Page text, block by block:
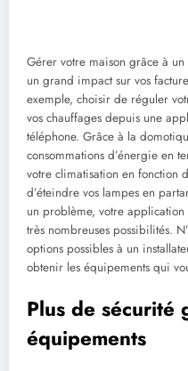
Gérer votre maison grâce à
un grand impact sur vos
exemple, choisir de réguler
vos chauffages depuis une
téléphone. Grâce à la
consommations d’énergie en
votre climatisation en fonction
d’éteindre vos lampes en
un problème, votre
très nombreuses possibilités.
options possibles à un
obtenir les équipements qui
Plus de sécurité
équipements